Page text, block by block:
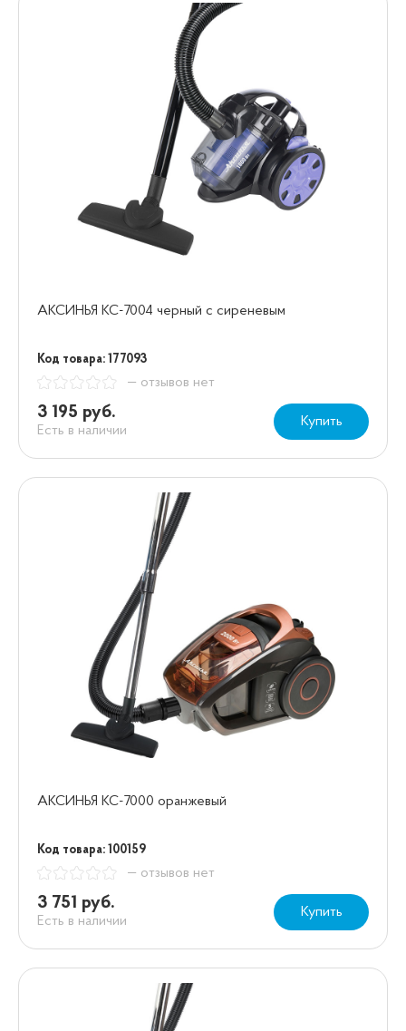
АКСИНЬЯ КС-7004 черный с сиреневым
Код товара: 177093
— отзывов нет
3 195 руб.
Есть в наличии
Купить
АКСИНЬЯ КС-7000 оранжевый
Код товара: 100159
— отзывов нет
3 751 руб.
Есть в наличии
Купить